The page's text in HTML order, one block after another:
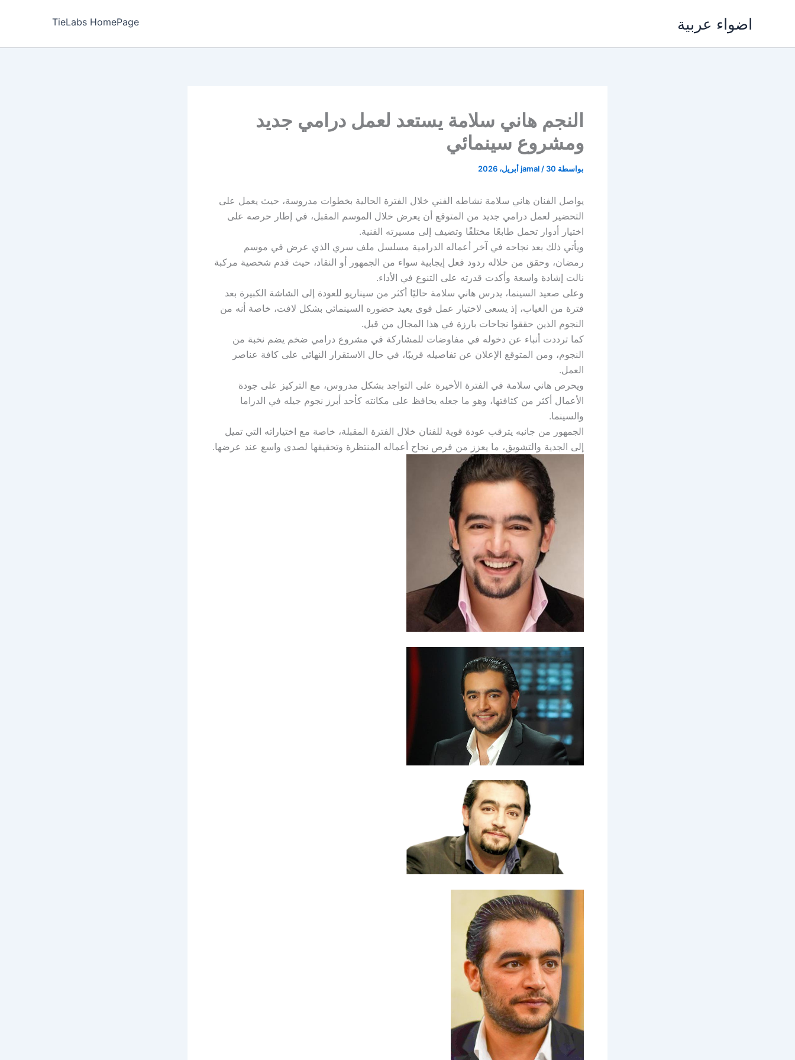
اضواء عربية TieLabs HomePage
النجم هاني سلامة يستعد لعمل درامي جديد
ومشروع سينمائي
بواسطة jamal / 30 أبريل، 2026
يواصل الفنان هاني سلامة نشاطه الفني خلال الفترة الحالية بخطوات مدروسة، حيث يعمل على
التحضير لعمل درامي جديد من المتوقع أن يعرض خلال الموسم المقبل، في إطار حرصه على
اختيار أدوار تحمل طابعًا مختلفًا وتضيف إلى مسيرته الفنية.
ويأتي ذلك بعد نجاحه في آخر أعماله الدرامية مسلسل ملف سري الذي عرض في موسم
رمضان، وحقق من خلاله ردود فعل إيجابية سواء من الجمهور أو النقاد، حيث قدم شخصية مركبة
نالت إشادة واسعة وأكدت قدرته على التنوع في الأداء.
وعلى صعيد السينما، يدرس هاني سلامة حاليًا أكثر من سيناريو للعودة إلى الشاشة الكبيرة بعد
فترة من الغياب، إذ يسعى لاختيار عمل قوي يعيد حضوره السينمائي بشكل لافت، خاصة أنه من
النجوم الذين حققوا نجاحات بارزة في هذا المجال من قبل.
كما ترددت أنباء عن دخوله في مفاوضات للمشاركة في مشروع درامي ضخم يضم نخبة من
النجوم، ومن المتوقع الإعلان عن تفاصيله قريبًا، في حال الاستقرار النهائي على كافة عناصر
العمل.
ويحرص هاني سلامة في الفترة الأخيرة على التواجد بشكل مدروس، مع التركيز على جودة
الأعمال أكثر من كثافتها، وهو ما جعله يحافظ على مكانته كأحد أبرز نجوم جيله في الدراما
والسينما.
الجمهور من جانبه يترقب عودة قوية للفنان خلال الفترة المقبلة، خاصة مع اختياراته التي تميل
إلى الجدية والتشويق، ما يعزز من فرص نجاح أعماله المنتظرة وتحقيقها لصدى واسع عند عرضها.